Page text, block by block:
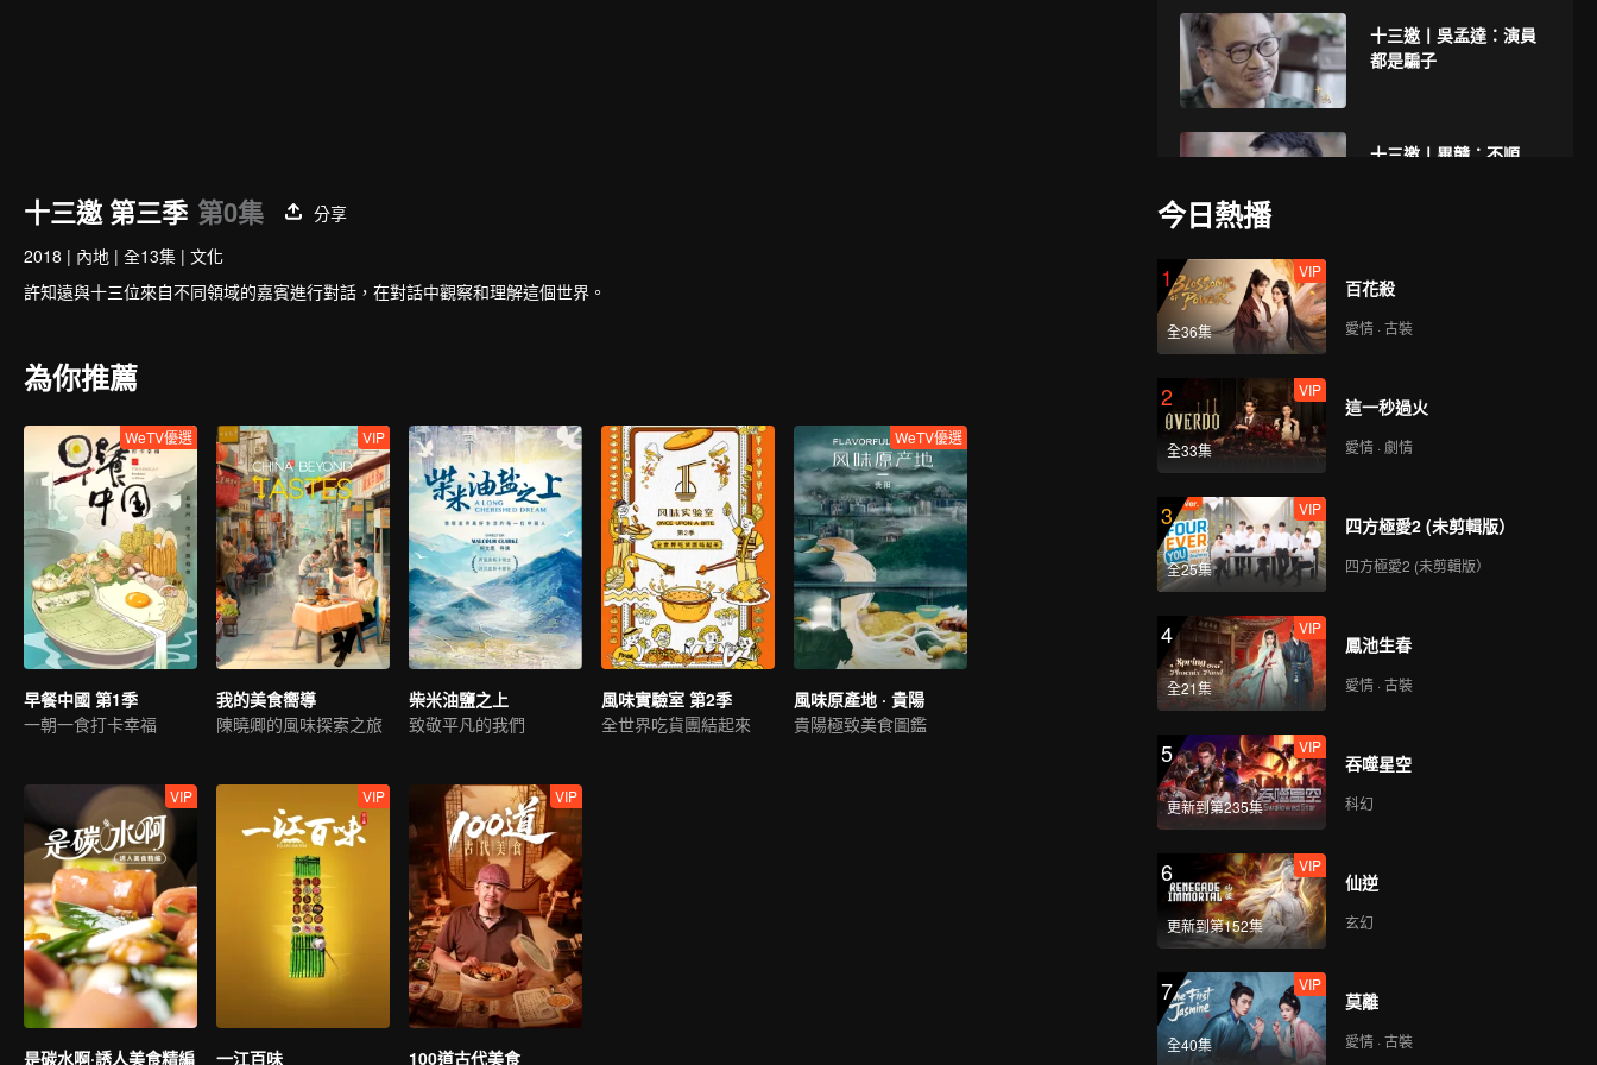
十三邀丨吳孟達：演員
都是騙子
十三邀丨畢贛：不順
術就是製造愉快的“圈
套”
我們都是文字共和國的
一員
提供答案
（上集）
（下集）
與中國式情感生活
更運氣一些而已
十三邀 第三季 第0集
分享
2018 | 內地 | 全13集 | 文化
許知遠與十三位來自不同領域的嘉賓進行對話，在對話中觀察和理解這個世界。
為你推薦
WeTV優選
早餐中國 第1季
一朝一食打卡幸福
VIP
我的美食嚮導
陳曉卿的風味探索之旅
柴米油鹽之上
致敬平凡的我們
風味實驗室 第2季
全世界吃貨團結起來
WeTV優選
風味原產地 · 貴陽
貴陽極致美食圖鑑
VIP
是碳水啊·誘人美食精編
VIP
一江百味
VIP
100道古代美食
今日熱播
1
全36集
VIP
百花殺
愛情 · 古裝
2
全33集
VIP
這一秒過火
愛情 · 劇情
3
全25集
VIP
四方極愛2 (未剪輯版）
四方極愛2 (未剪輯版）
4
全21集
VIP
鳳池生春
愛情 · 古裝
5
更新到第235集
VIP
吞噬星空
科幻
6
更新到第152集
VIP
仙逆
玄幻
7
全40集
VIP
莫離
愛情 · 古裝